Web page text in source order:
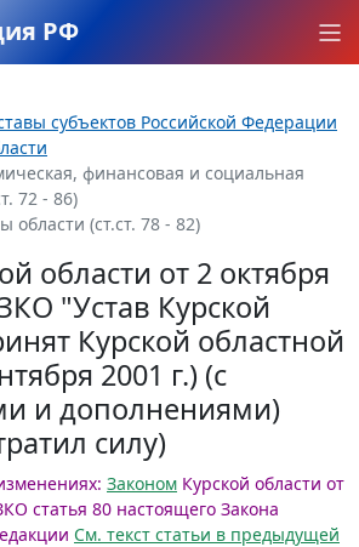
РФ
субъектов Российской Федерации
финансовая и социальная
72 - 86)
области (ст.ст. 78 - 82)
области от 2 октября
"Устав Курской
Курской областной
2001 г.) (с
и дополнениями)
силу)
Законом Курской области от
статья 80 настоящего Закона
См. текст статьи в предыдущей